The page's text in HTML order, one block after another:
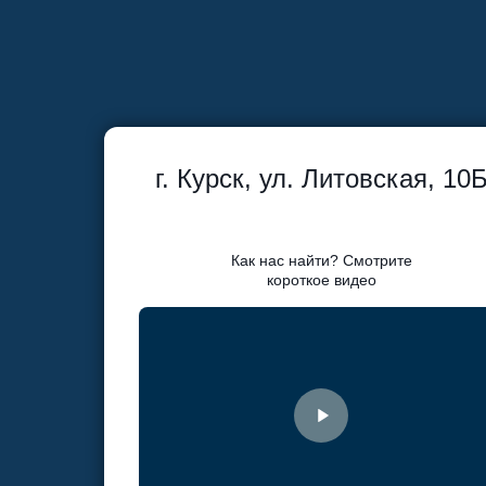
г. Курск, ул. Литовская, 10Б
Как нас найти? Смотрите
короткое видео